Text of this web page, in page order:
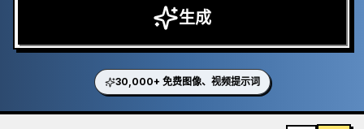
生成
30,000+ 免费图像、视频提示词